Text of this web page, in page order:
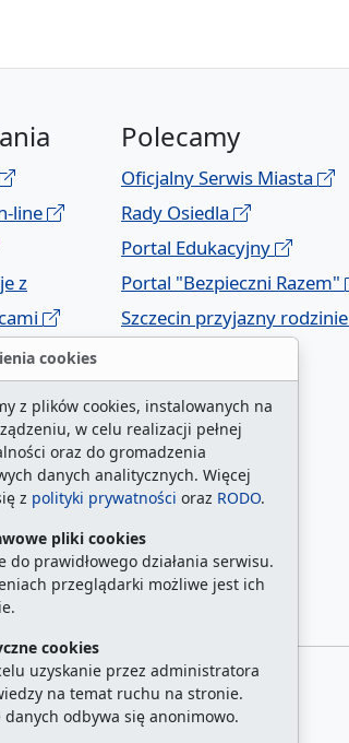
cookies
z plików cookies, instalowanych na
w celu realizacji pełnej
oraz do gromadzenia
danych analitycznych. Więcej
z polityki prywatności oraz RODO.
pliki cookies
do prawidłowego działania serwisu.
przeglądarki możliwe jest ich
cookies
uzyskanie przez administratora
na temat ruchu na stronie.
odbywa się anonimowo.
line
z
Polecamy
Oficjalny Serwis Miasta
Rady Osiedla
Portal Edukacyjny
Portal "Bezpieczni Razem"
Szczecin przyjazny rodzinie
Szczecin
najczęściej odwiedzane strony